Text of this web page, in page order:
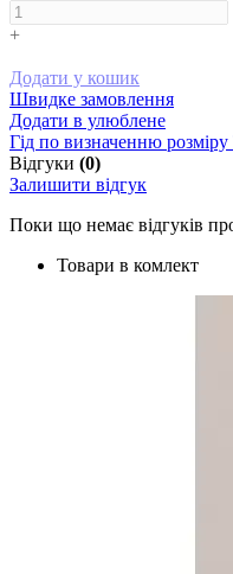
+
Додати у кошик
Швидке замовлення
Додати в улюблене
Гід по визначенню розміру
Відгуки (0)
Залишити відгук
Поки що немає відгуків
Товари в комлект